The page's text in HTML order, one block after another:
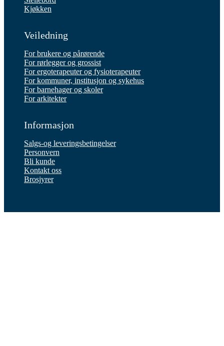
Kjøkken
Veiledning
For brukere og pårørende
For rørlegger og grossist
For ergoterapeuter og fysioterapeuter
For kommuner, institusjon og sykehus
For barnehager og skoler
For arkitekter
Informasjon
Salgs-og leveringsbetingelser
Personvern
Bli kunde
Kontakt oss
Brosjyrer